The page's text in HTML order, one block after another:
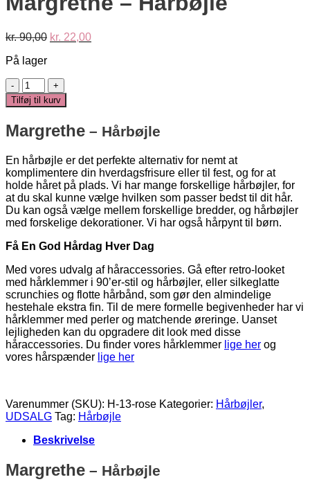
kr.90,00 Den
kr. 90,00.
kr. 22,00Den
På lager
Margrethe
-
Hårbøjle
Tilføj til kurv
Margrethe – Hårbøjle
En hårbøjle er det perfekte alternativ for nemt at
komplimentere din hverdagsfrisure eller til fest, og for at
holde håret på plads. Vi har mange forskellige hårbøjler, for
at du skal kunne vælge hvilken som passer bedst til dit hår.
Du kan også vælge mellem forskellige bredder, og hårbøjler
med forskelige dekorationer. Vi har også hårpynt til børn.
Få En God Hårdag Hver Dag
Med vores udvalg af håraccessories. Gå efter retro-looket
med hårklemmer i 90’er-stil og hårbøjler, eller silkeglatte
scrunchies og flotte hårbånd, som gør den almindelige
hestehale ekstra fin. Til de mere formelle begivenheder har vi
hårklemmer med perler og matchende øreringe. Uanset
lejligheden kan du opgradere dit look med disse
håraccessories. Du finder vores hårklemmer lige her og
vores hårspænder lige her
Varenummer (SKU): H-13-rose Kategorier: Hårbøjler,
UDSALG Tag: Hårbøjle
Beskrivelse
Margrethe – Hårbøjle